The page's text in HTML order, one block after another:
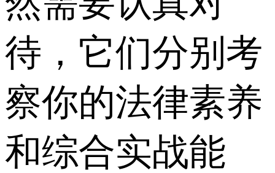
待，它们分别考
察你的法律素养
和综合实战能